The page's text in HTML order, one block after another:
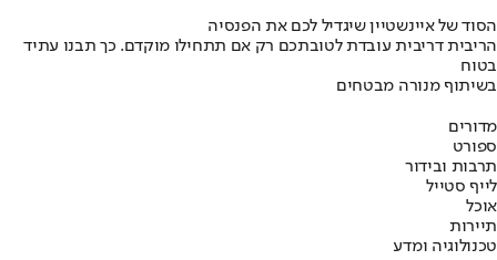
הסוד של איינשטיין שיגדיל לכם את הפנסיה
הריבית דריבית עובדת לטובתכם רק אם תתחילו מוקדם. כך תבנו עתיד
בטוח
בשיתוף מנורה מבטחים
מדורים
ספורט
תרבות ובידור
לייף סטייל
אוכל
תיירות
טכנולוגיה ומדע